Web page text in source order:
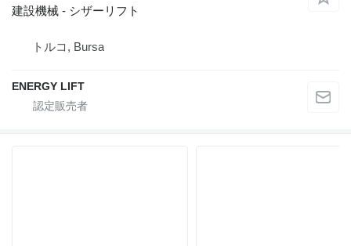
建設機械 - シザーリフト
トルコ, Bursa
ENERGY LIFT